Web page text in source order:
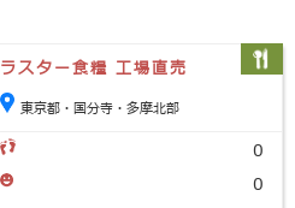
ラスター食糧 工場直売
東京都・国分寺・多摩北部
0
0